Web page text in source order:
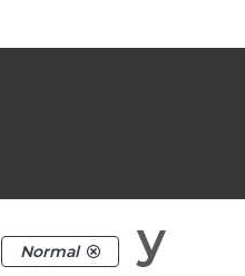
Normal
y